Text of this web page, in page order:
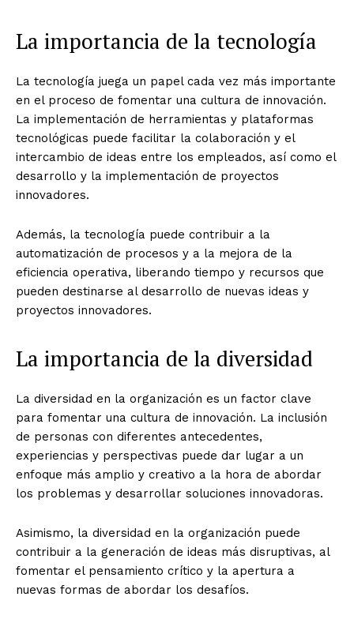
La importancia de la tecnología
La tecnología juega un papel cada vez más importante
en el proceso de fomentar una cultura de innovación.
La implementación de herramientas y plataformas
tecnológicas puede facilitar la colaboración y el
intercambio de ideas entre los empleados, así como el
desarrollo y la implementación de proyectos
innovadores.
Además, la tecnología puede contribuir a la
automatización de procesos y a la mejora de la
eficiencia operativa, liberando tiempo y recursos que
pueden destinarse al desarrollo de nuevas ideas y
proyectos innovadores.
La importancia de la diversidad
La diversidad en la organización es un factor clave
para fomentar una cultura de innovación. La inclusión
de personas con diferentes antecedentes,
experiencias y perspectivas puede dar lugar a un
enfoque más amplio y creativo a la hora de abordar
los problemas y desarrollar soluciones innovadoras.
Asimismo, la diversidad en la organización puede
contribuir a la generación de ideas más disruptivas, al
fomentar el pensamiento crítico y la apertura a
nuevas formas de abordar los desafíos.